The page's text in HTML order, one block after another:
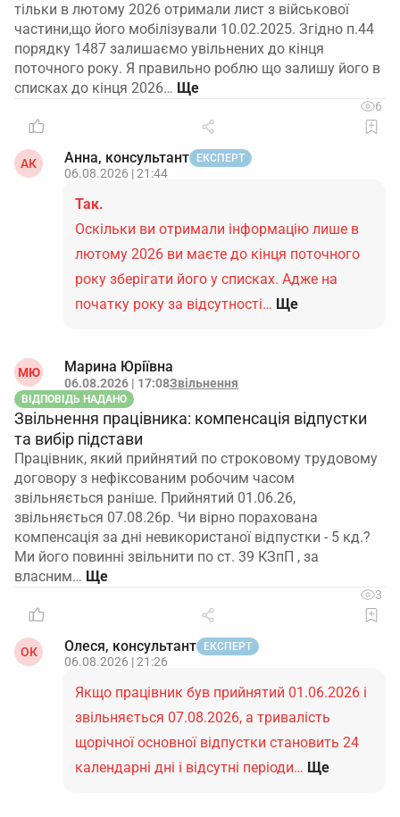
тільки в лютому 2026 отримали лист з військової
частини,що його мобілізували 10.02.2025. Згідно п.44
порядку 1487 залишаємо увільнених до кінця
поточного року. Я правильно роблю що залишу його в
списках до кінця 2026…
6
АК Анна, консультант ЕКСПЕРТ
06.08.2026 | 21:44
Так.
Оскільки ви отримали інформацію лише в
лютому 2026 ви маєте до кінця поточного
року зберігати його у списках. Адже на
початку року за відсутності… Ще
МЮ Марина Юріївна
06.08.2026 | 17:08Звільнення
ВІДПОВІДЬ НАДАНО
Звільнення працівника: компенсація відпустки
та вибір підстави
Працівник, який прийнятий по строковому трудовому
договору з нефіксованим робочим часом
звільняється раніше. Прийнятий 01.06.26,
звільняється 07.08.26р. Чи вірно порахована
компенсація за дні невикористаної відпустки - 5 кд.?
Ми його повинні звільнити по ст. 39 КЗпП , за
власним…
3
ОК Олеся, консультант ЕКСПЕРТ
06.08.2026 | 21:26
Якщо працівник був прийнятий 01.06.2026 і
звільняється 07.08.2026, а тривалість
щорічної основної відпустки становить 24
календарні дні і відсутні періоди… Ще